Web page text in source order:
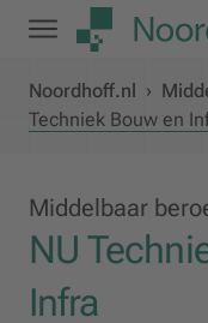
Noordhoff.nl ›
Techniek Bouw en
Middelbaar
NU
Infra